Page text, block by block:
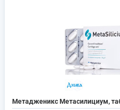
Метадженикс Метасилициум,